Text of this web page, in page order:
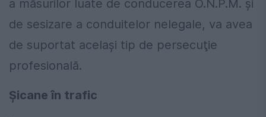
a măsurilor luate de conducerea O.N.P.M. şi
de sesizare a conduitelor nelegale, va avea
de suportat acelaşi tip de persecuţie
profesională.
Șicane în trafic